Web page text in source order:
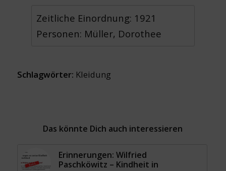
Zeitliche Einordnung: 1921
Personen: Müller, Dorothee
Schlagwörter: Kleidung
Das könnte Dich auch interessieren
Erinnerungen: Wilfried
Paschköwitz – Kindheit in